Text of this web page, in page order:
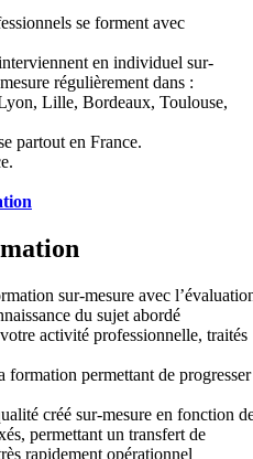
se forment avec
en individuel sur-
régulièrement dans :
Lille, Bordeaux, Toulouse,
partout en France.
sur-mesure avec
du sujet abordé
activité professionnelle, traités
permettant de progresser
créé sur-mesure en fonction
permettant un transfert de
rapidement opérationnel